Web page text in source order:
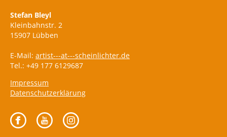
Stefan Bleyl
Kleinbahnstr. 2
15907 Lübben
E-Mail: artist---at---scheinlichter.de
Tel.: +49 177 6129687
Impressum
Datenschutzerklärung